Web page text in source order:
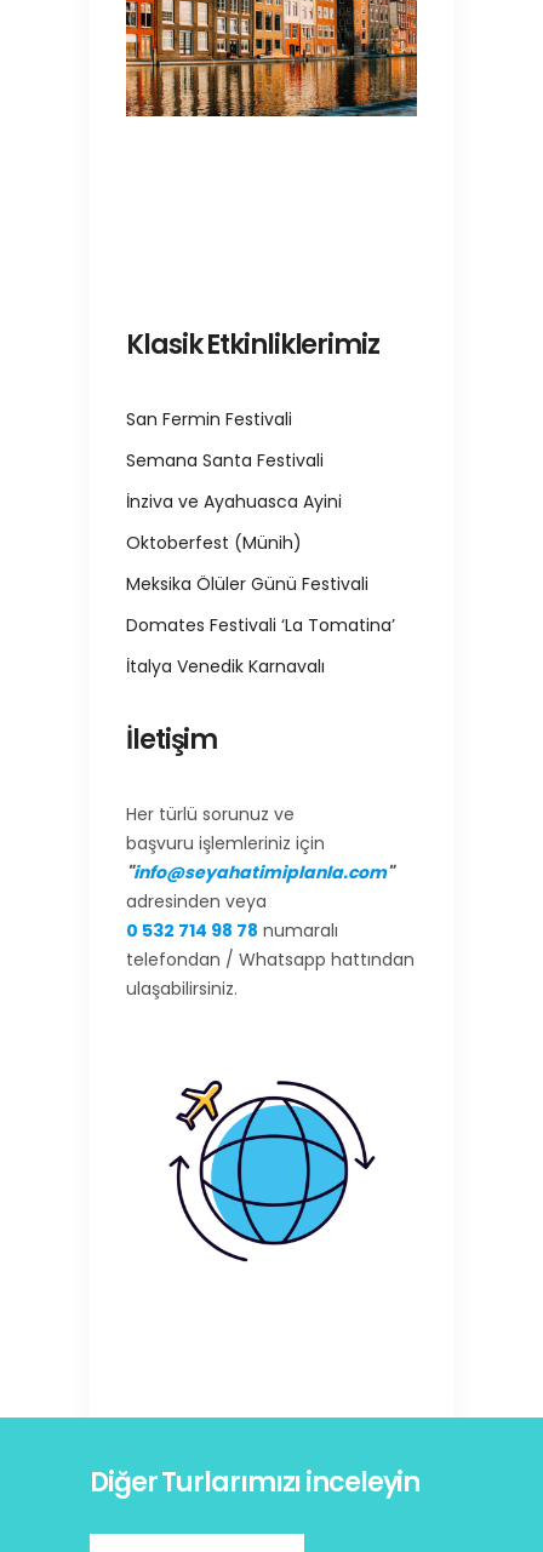
Klasik Etkinliklerimiz
San Fermin Festivali
Semana Santa Festivali
İnziva ve Ayahuasca Ayini
Oktoberfest (Münih)
Meksika Ölüler Günü Festivali
Domates Festivali ‘La Tomatina’
İtalya Venedik Karnavalı
İletişim
Her türlü sorunuz ve
başvuru işlemleriniz için
"info@seyahatimiplanla.com"
adresinden veya
0 532 714 98 78 numaralı
telefondan / Whatsapp hattından
ulaşabilirsiniz.
Diğer Turlarımızı inceleyin